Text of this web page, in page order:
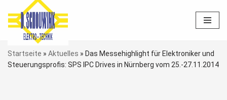
Zum
Inhalt
springen
Startseite » Aktuelles » Das Messehighlight für Elektroniker und
Steuerungsprofis: SPS IPC Drives in Nürnberg vom 25.-27.11.2014